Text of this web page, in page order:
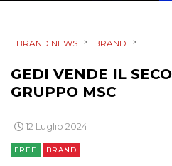
CINEMA
DIGITALE
EDITORIA
BRAND NEWS > BRAND >
GEDI VENDE IL
GRUPPO MSC
12 Luglio 2024
FREE BRAND